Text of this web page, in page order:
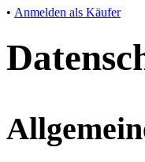
• Anmelden als Käufer